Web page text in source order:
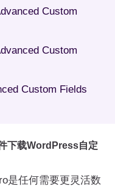
Custom
Custom
Custom Fields
下载WordPress自定
任何需要更灵活数